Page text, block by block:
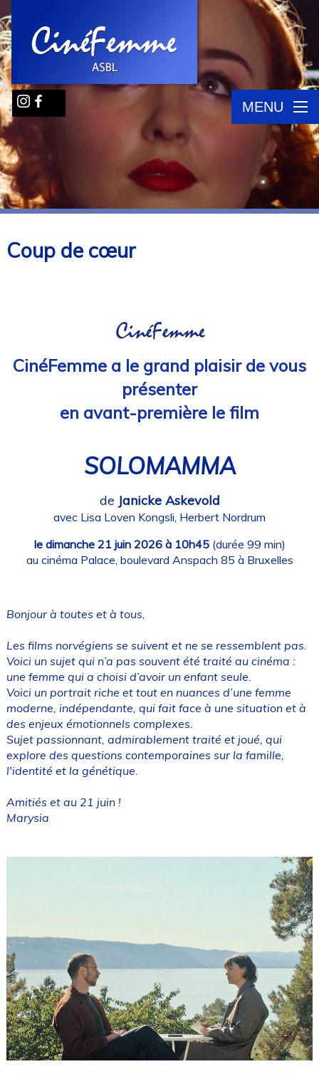
MENU
Coup de cœur
CinéFemme a le grand plaisir de vous
présenter
en avant-première le film
SOLOMAMMA
de Janicke Askevold
avec Lisa Loven Kongsli, Herbert Nordrum
le dimanche 21 juin 2026 à 10h45(durée 99 min)
au cinéma Palace, boulevard Anspach 85 à Bruxelles
Bonjour à toutes et à tous,
Les films norvégiens se suivent et ne se ressemblent pas.
Voici un sujet qui n’a pas souvent été traité au cinéma :
une femme qui a choisi d’avoir un enfant seule.
Voici un portrait riche et tout en nuances d’une femme
moderne, indépendante, qui fait face à une situation et à
des enjeux émotionnels complexes.
Sujet passionnant, admirablement traité et joué, qui
explore des questions contemporaines sur la famille,
l'identité et la génétique.
Amitiés et au 21 juin !
Marysia